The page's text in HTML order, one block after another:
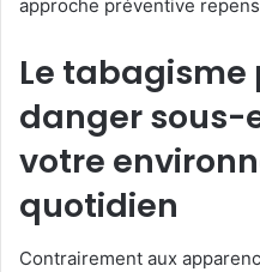
approche préventive
Le tabagisme
danger sous-
votre
quotidien
Contrairement aux